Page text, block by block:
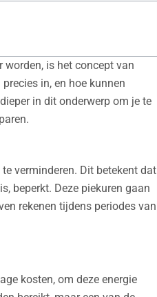
worden, is het concept van
in, en hoe kunnen
in dit onderwerp om je te
verminderen. Dit betekent dat
beperkt. Deze piekuren gaan
rekenen tijdens periodes van
kosten, om deze energie